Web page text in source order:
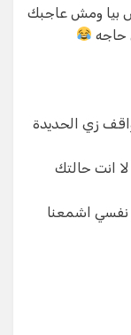
بيا ومش عاجبك
حاجه
زي الحديدة
انت حالتك
اشمعنا